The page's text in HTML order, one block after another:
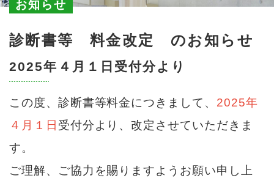
お知らせ
診断書等 料金改定 のお知らせ
2025年４月１日受付分より
この度、診断書等料金につきまして、 2025年
４月１日 受付分より、改定させていただきま
す。
ご理解、ご協力を賜りますようお願い申し上